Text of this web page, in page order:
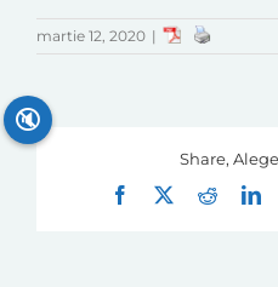
martie 12, 2020 |
Share,
Facebook
Reddit
🔇